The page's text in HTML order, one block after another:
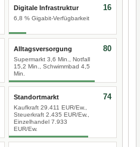
Digitale Infrastruktur
6,8 % Gigabit-Verfügbarkeit
16
Alltagsversorgung
Supermarkt 3,6 Min., Notfall
15,2 Min., Schwimmbad 4,5
Min.
80
Standortmarkt
Kaufkraft 29.411 EUR/Ew.,
Steuerkraft 2.435 EUR/Ew.,
Einzelhandel 7.933
EUR/Ew.
74